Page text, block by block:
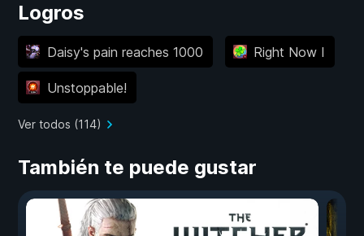
Logros
Daisy's pain reaches 1000 Right Now I
Unstoppable!
Ver todos (114)
También te puede gustar